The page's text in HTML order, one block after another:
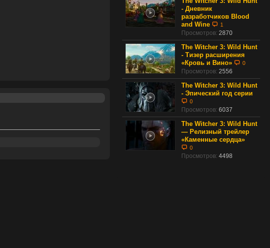
- Дневник
разработчиков Blood
and Wine
1
Просмотров: 2870
The Witcher 3: Wild Hunt
- Тизер расширения
«Кровь и Вино»
0
Просмотров: 2556
The Witcher 3: Wild Hunt
- Эпический год серии
0
Просмотров: 6037
The Witcher 3: Wild Hunt
— Релизный трейлер
«Каменные сердца»
0
Просмотров: 4498